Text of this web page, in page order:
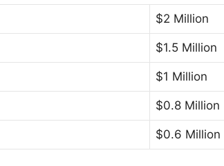
$2 Million
$1.5 Million
$1 Million
$0.8 Million
$0.6 Million